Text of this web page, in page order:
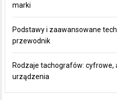
marki
Podstawy i zaawansowane
przewodnik
Rodzaje tachografów:
urządzenia